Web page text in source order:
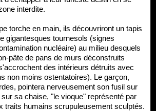
interdite.
torche en main, ils découvriront un tapis
gigantesques tournesols (signes
nucléaire) au milieu desquels
pâte de pans de murs déconstruits
des intérieurs détruits avec
non moins ostentatoires). Le garçon,
pointera nerveusement son fusil sur
sa chaise, "le vioque" représenté par
traits humains scrupuleusement sculptés.